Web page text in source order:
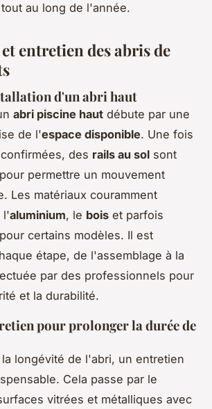
au long de l'année.
entretien des abris de
d'un abri haut
abri piscine haut débute par une
de l'espace disponible. Une fois
des rails au sol sont
permettre un mouvement
Les matériaux couramment
l'aluminium, le bois et parfois
pour certains modèles. Il est
étape, de l'assemblage à la
par des professionnels pour
et la durabilité.
pour prolonger la durée de
la longévité de l'abri, un entretien
Cela passe par le
vitrées et métalliques avec